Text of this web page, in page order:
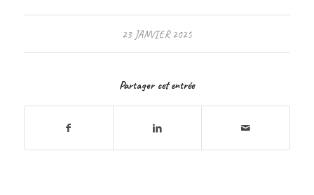
23 JANVIER 2025
Partager cet entrée